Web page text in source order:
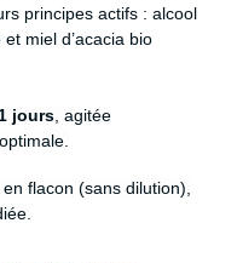
principes actifs : alcool
miel d’acacia bio
jours, agitée
flacon (sans dilution),